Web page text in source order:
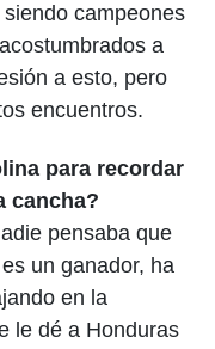
campeones
a
a esto, pero
encuentros.
para recordar
cancha?
pensaba que
un ganador, ha
en la
le dé a Honduras